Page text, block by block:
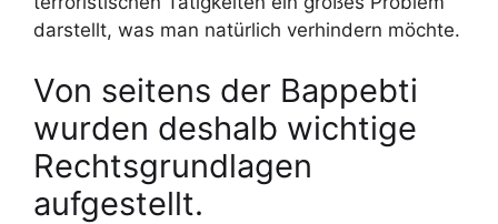
darstellt, was man natürlich verhindern möchte.
Von seitens der Bappebti
wurden deshalb wichtige
Rechtsgrundlagen
aufgestellt.